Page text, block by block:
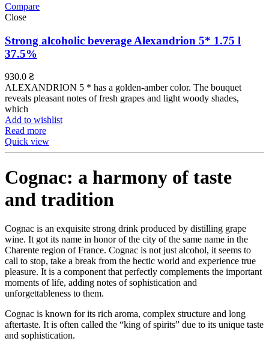
Compare
Close
Strong alcoholic beverage Alexandrion 5* 1.75 l
37.5%
930.0 ₴
ALEXANDRION 5 * has a golden-amber color. The bouquet
reveals pleasant notes of fresh grapes and light woody shades,
which
Add to wishlist
Read more
Quick view
Cognac: a harmony of taste
and tradition
Cognac is an exquisite strong drink produced by distilling grape
wine. It got its name in honor of the city of the same name in the
Charente region of France. Cognac is not just alcohol, it seems to
call to stop, take a break from the hectic world and experience true
pleasure. It is a component that perfectly complements the important
moments of life, adding notes of sophistication and
unforgettableness to them.
Cognac is known for its rich aroma, complex structure and long
aftertaste. It is often called the “king of spirits” due to its unique taste
and sophistication.